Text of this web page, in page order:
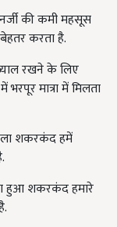
की कमी महसूस
करता है.
रखने के लिए
मात्रा में मिलता
शकरकंद हमें
हुआ शकरकंद हमारे